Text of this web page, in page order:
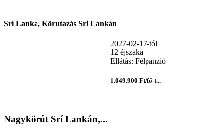
Sri Lanka, Körutazás Sri Lankán
2027-02-17-tól
12 éjszaka
Ellátás: Félpanzió
1.049.900 Ft/fő-t...
Nagykörút Srí Lankán,...